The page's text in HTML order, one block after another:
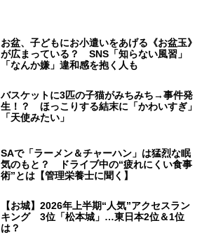
お盆、子どもにお小遣いをあげる《お盆玉》
が広まっている？ SNS「知らない風習」
「なんか嫌」違和感を抱く人も
バスケットに3匹の子猫がみちみち→事件発
生！？ ほっこりする結末に「かわいすぎ」
「天使みたい」
SAで「ラーメン＆チャーハン」は猛烈な眠
気のもと？ ドライブ中の“疲れにくい食事
術”とは【管理栄養士に聞く】
【お城】2026年上半期“人気”アクセスラン
キング 3位「松本城」…東日本2位＆1位
は？